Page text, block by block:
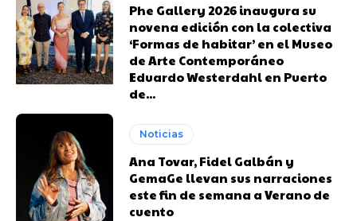
Phe Gallery 2026 inaugura su
novena edición con la colectiva
‘Formas de habitar’ en el Museo
de Arte Contemporáneo
Eduardo Westerdahl en Puerto
de...
Noticias
Ana Tovar, Fidel Galbán y
GemaGe llevan sus narraciones
este fin de semana a Verano de
cuento